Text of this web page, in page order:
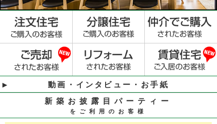
動画・インタビュー・お手紙
新築お披露目パーティー
をご利用のお客様